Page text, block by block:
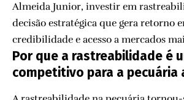
Almeida Junior, investir em
decisão estratégica que gera retorno
credibilidade e acesso a mercados
Por que a rastreabilidade é
competitivo para a pecuária